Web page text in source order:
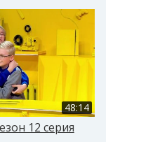
48:14
12 серия